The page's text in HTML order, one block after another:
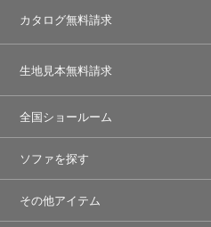
カタログ無料請求
生地見本無料請求
全国ショールーム
ソファを探す
その他アイテム